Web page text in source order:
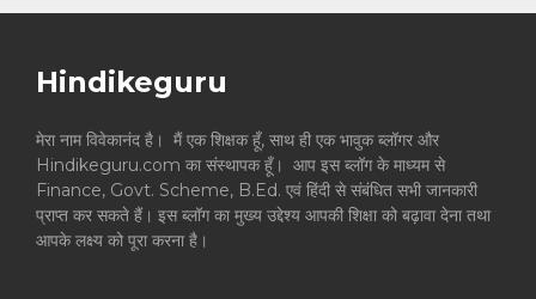
Hindikeguru
मेरा नाम विवेकानंद है। मैं एक शिक्षक हूँ, साथ ही एक भावुक ब्लॉगर और
Hindikeguru.com का संस्थापक हूँ। आप इस ब्लॉग के माध्यम से
Finance, Govt. Scheme, B.Ed. एवं हिंदी से संबंधित सभी जानकारी
प्राप्त कर सकते हैं। इस ब्लॉग का मुख्य उद्देश्य आपकी शिक्षा को बढ़ावा देना तथा
आपके लक्ष्य को पूरा करना है।